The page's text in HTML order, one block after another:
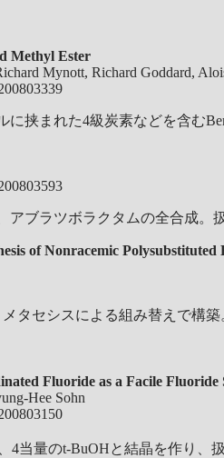
Methyl Ester
Mynott, Richard Goddard,
挟まれた4級炭素などを含む
ブラツボラクタムの全合成。
of Nonracemic
セシスによる組み替えで構築
Fluoride as a Facile Fluoride
Hee Sohn
当量のt-BuOHと結晶を作り、